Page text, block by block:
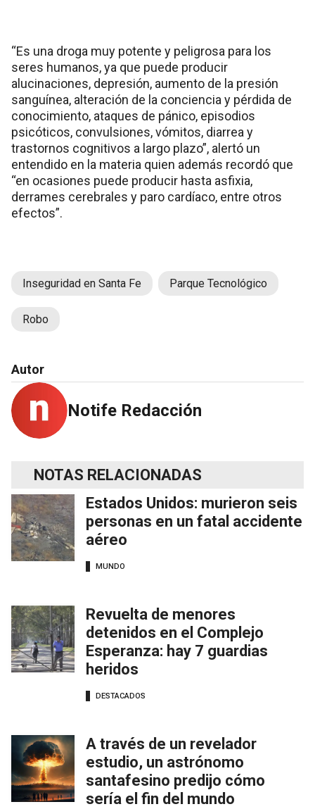
“Es una droga muy potente y peligrosa para los
seres humanos, ya que puede producir
alucinaciones, depresión, aumento de la presión
sanguínea, alteración de la conciencia y pérdida de
conocimiento, ataques de pánico, episodios
psicóticos, convulsiones, vómitos, diarrea y
trastornos cognitivos a largo plazo”, alertó un
entendido en la materia quien además recordó que
“en ocasiones puede producir hasta asfixia,
derrames cerebrales y paro cardíaco, entre otros
efectos”.
Inseguridad en Santa Fe Parque Tecnológico
Robo
Autor
Notife Redacción
NOTAS RELACIONADAS
Estados Unidos: murieron seis
personas en un fatal accidente
aéreo
MUNDO
Revuelta de menores
detenidos en el Complejo
Esperanza: hay 7 guardias
heridos
DESTACADOS
A través de un revelador
estudio, un astrónomo
santafesino predijo cómo
sería el fin del mundo